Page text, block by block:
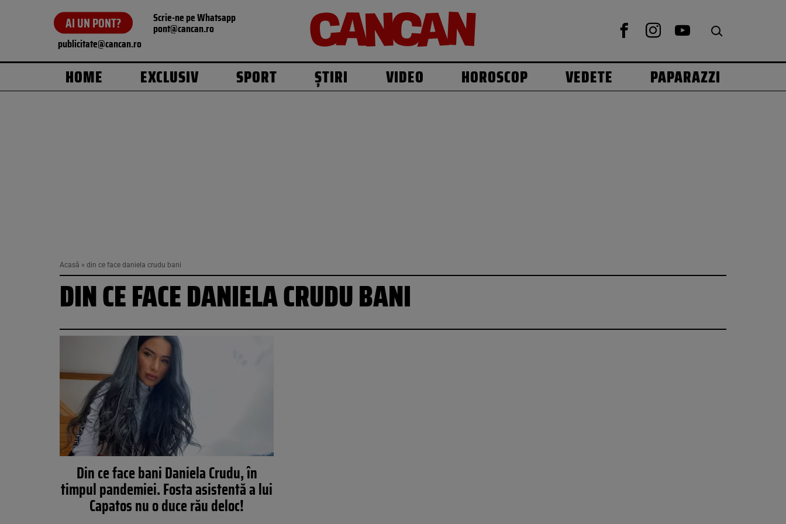
AI UN PONT? Scrie-ne pe Whatsapp
pont@cancan.ro
publicitate@cancan.ro
HOME EXCLUSIV SPORT ȘTIRI VIDEO HOROSCOP VEDETE PAPARAZZI
Acasă » din ce face daniela crudu bani
DIN CE FACE DANIELA CRUDU BANI
Din ce face bani Daniela Crudu, în
timpul pandemiei. Fosta asistentă a lui
Capatos nu o duce rău deloc!